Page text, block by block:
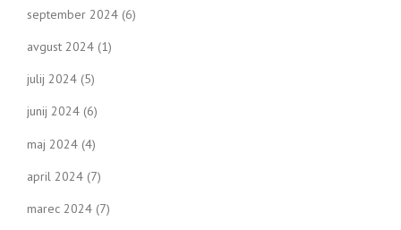
september 2024 (6)
avgust 2024 (1)
julij 2024 (5)
junij 2024 (6)
maj 2024 (4)
april 2024 (7)
marec 2024 (7)